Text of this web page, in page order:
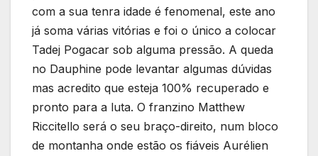
com a sua tenra idade é fenomenal, este ano
já soma várias vitórias e foi o único a colocar
Tadej Pogacar sob alguma pressão. A queda
no Dauphine pode levantar algumas dúvidas
mas acredito que esteja 100% recuperado e
pronto para a luta. O franzino Matthew
Riccitello será o seu braço-direito, num bloco
de montanha onde estão os fiáveis Aurélien